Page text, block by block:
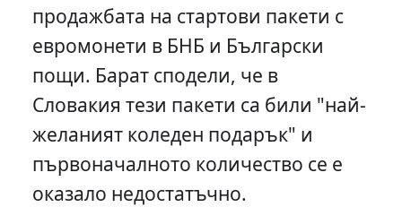
продажбата на стартови пакети с
евромонети в БНБ и Български
пощи. Барат сподели, че в
Словакия тези пакети са били "най-
желаният коледен подарък" и
първоначалното количество се е
оказало недостатъчно.